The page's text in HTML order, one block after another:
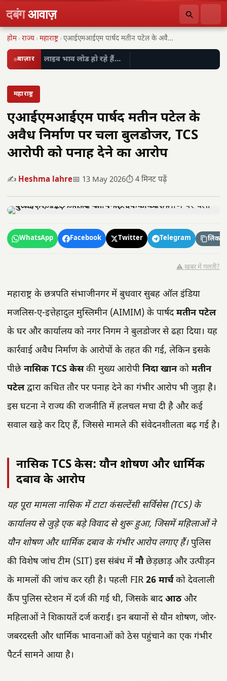
दबंगआवाज़
होम ›राज्य ›महाराष्ट्र › एआईएमआईएम पार्षद मतीन पटेल के अवैध निर्माण पर…
बाज़ार लाइव भाव लोड हो रहे हैं…
महाराष्ट्र
एआईएमआईएम पार्षद मतीन पटेल के
अवैध निर्माण पर चला बुलडोजर, TCS
आरोपी को पनाह देने का आरोप
✍️ Heshma lahre📅 13 May 2026⏱️ 4 मिनट पढ़ें
WhatsApp Facebook Twitter Telegram लिंक
⚠️ खबर में गलती?
महाराष्ट्र के छत्रपति संभाजीनगर में बुधवार सुबह ऑल इंडिया
मजलिस-ए-इत्तेहादुल मुस्लिमीन (AIMIM) के पार्षदमतीन पटेल
के घर और कार्यालय को नगर निगम ने बुलडोजर से ढहा दिया। यह
कार्रवाई अवैध निर्माण के आरोपों के तहत की गई, लेकिन इसके
पीछे नासिक TCS केसकी मुख्य आरोपी निदा खानको मतीन
पटेलद्वारा कथित तौर पर पनाह देने का गंभीर आरोप भी जुड़ा है।
इस घटना ने राज्य की राजनीति में हलचल मचा दी है और कई
सवाल खड़े कर दिए हैं, जिससे मामले की संवेदनशीलता बढ़ गई है।
नासिक TCS केस: यौन शोषण और धार्मिक
दबाव के आरोप
यह पूरा मामला नासिक में टाटा कंसल्टेंसी सर्विसेस (TCS) के
कार्यालय से जुड़े एक बड़े विवाद से शुरू हुआ, जिसमें महिलाओं ने
यौन शोषण और धार्मिक दबाव के गंभीर आरोप लगाए हैं।पुलिस
की विशेष जांच टीम (SIT) इस संबंध में नौछेड़छाड़ और उत्पीड़न
के मामलों की जांच कर रही है। पहली FIR 26 मार्चको देवलाली
कैंप पुलिस स्टेशन में दर्ज की गई थी, जिसके बादआठऔर
महिलाओं ने शिकायतें दर्ज कराईं। इन बयानों से यौन शोषण, जोर-
जबरदस्ती और धार्मिक भावनाओं को ठेस पहुंचाने का एक गंभीर
पैटर्न सामने आया है।